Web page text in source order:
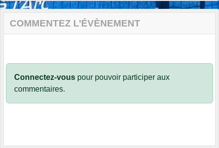
COMMENTEZ L’ÉVÈNEMENT
Connectez-vous pour pouvoir participer aux
commentaires.